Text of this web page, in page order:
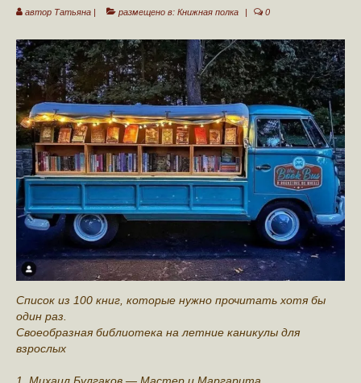
автор Татьяна | размещено в: Книжная полка | 0
Список из 100 книг, которые нужно прочитать хотя бы
один раз.
Своеобразная библиотека на летние каникулы для
взрослых